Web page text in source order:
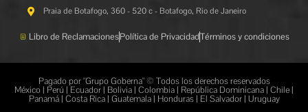
Praia de Botafogo, 360 - 520 c - Botafogo, Rio de Janeiro
Libro de ReclamacionesPolítica de PrivacidadTérminos y condiciones
Pagado por "Grupo Goberna" © Todos los derechos reservados
México | Perú | Ecuador | Bolivia | Colombia | República Dominicana | Chile |
Panamá | Costa Rica | Guatemala | Honduras | El Salvador | Uruguay